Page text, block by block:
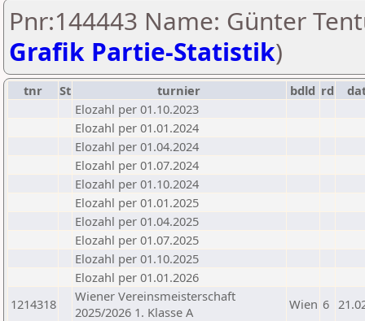
Pnr:144443 Name: Günter
Grafik Partie-Statistik)
tnr St turnier bdld rd
Elozahl per 01.10.2023
Elozahl per 01.01.2024
Elozahl per 01.04.2024
Elozahl per 01.07.2024
Elozahl per 01.10.2024
Elozahl per 01.01.2025
Elozahl per 01.04.2025
Elozahl per 01.07.2025
Elozahl per 01.10.2025
Elozahl per 01.01.2026
1214318
Wiener Vereinsmeisterschaft
2025/2026 1. Klasse A
Wien 6